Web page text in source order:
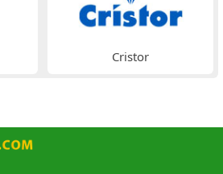
Cristor